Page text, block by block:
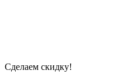
Сделаем скидку!